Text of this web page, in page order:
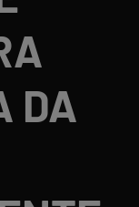
DA